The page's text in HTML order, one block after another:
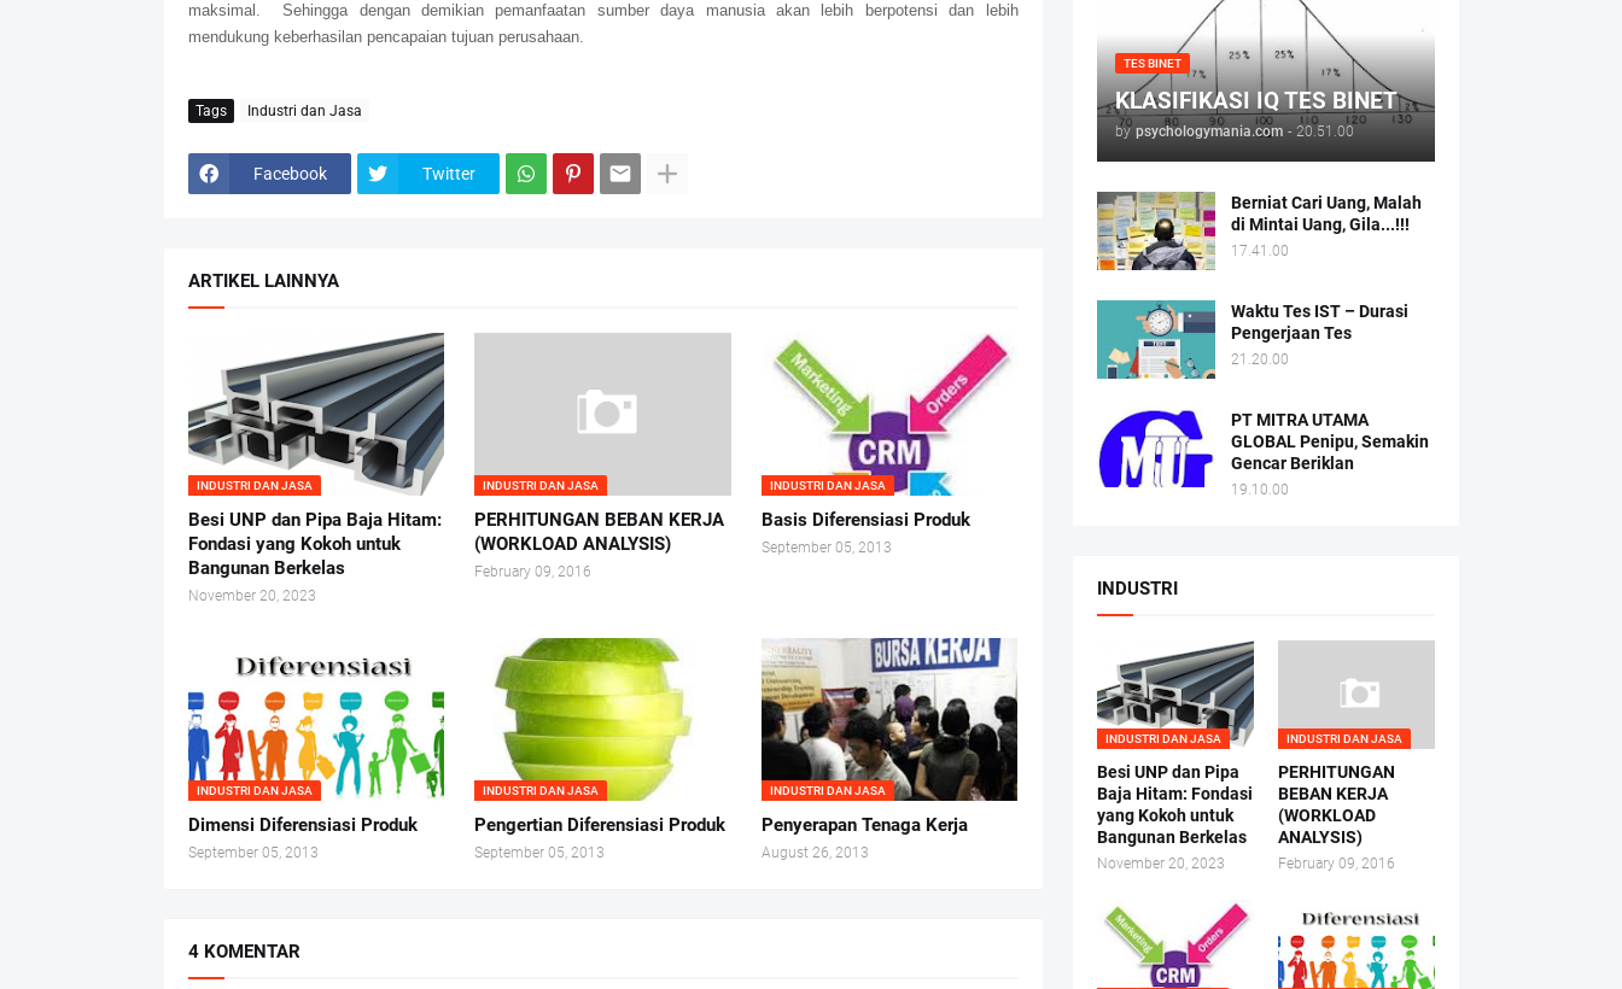
maksimal.
Sehingga dengan demikian pemanfaatan sumber daya manusia akan lebih berpotensi dan lebih
mendukung keberhasilan pencapaian tujuan perusahaan.
Tags Industri dan Jasa
Facebook Twitter
ARTIKEL LAINNYA
INDUSTRI DAN JASA
Besi UNP dan Pipa Baja Hitam:
Fondasi yang Kokoh untuk
Bangunan Berkelas
November 20, 2023
INDUSTRI DAN JASA
PERHITUNGAN BEBAN KERJA
(WORKLOAD ANALYSIS)
February 09, 2016
INDUSTRI DAN JASA
Basis Diferensiasi Produk
September 05, 2013
INDUSTRI DAN JASA
Dimensi Diferensiasi Produk
September 05, 2013
INDUSTRI DAN JASA
Pengertian Diferensiasi Produk
September 05, 2013
INDUSTRI DAN JASA
Penyerapan Tenaga Kerja
August 26, 2013
4 KOMENTAR
TES BINET
KLASIFIKASI IQ TES BINET
by psychologymania.com - 20.51.00
Berniat Cari Uang, Malah
di Mintai Uang, Gila...!!!
17.41.00
Waktu Tes IST – Durasi
Pengerjaan Tes
21.20.00
PT MITRA UTAMA
GLOBAL Penipu, Semakin
Gencar Beriklan
19.10.00
INDUSTRI
INDUSTRI DAN JASA
Besi UNP dan Pipa
Baja Hitam: Fondasi
yang Kokoh untuk
Bangunan Berkelas
November 20, 2023
INDUSTRI DAN JASA
PERHITUNGAN
BEBAN KERJA
(WORKLOAD
ANALYSIS)
February 09, 2016